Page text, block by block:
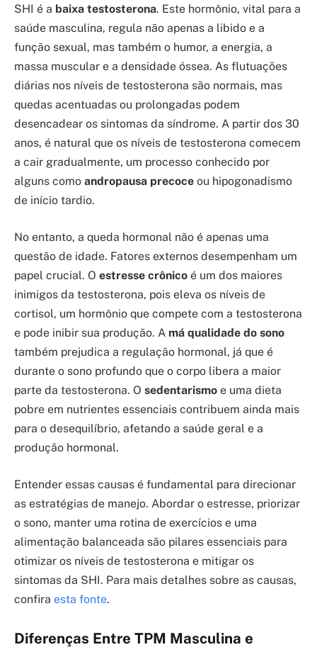
SHI é a baixa testosterona. Este hormônio, vital para a
saúde masculina, regula não apenas a libido e a
função sexual, mas também o humor, a energia, a
massa muscular e a densidade óssea. As flutuações
diárias nos níveis de testosterona são normais, mas
quedas acentuadas ou prolongadas podem
desencadear os sintomas da síndrome. A partir dos 30
anos, é natural que os níveis de testosterona comecem
a cair gradualmente, um processo conhecido por
alguns como andropausa precoce ou hipogonadismo
de início tardio.
No entanto, a queda hormonal não é apenas uma
questão de idade. Fatores externos desempenham um
papel crucial. O estresse crônico é um dos maiores
inimigos da testosterona, pois eleva os níveis de
cortisol, um hormônio que compete com a testosterona
e pode inibir sua produção. A má qualidade do sono
também prejudica a regulação hormonal, já que é
durante o sono profundo que o corpo libera a maior
parte da testosterona. O sedentarismo e uma dieta
pobre em nutrientes essenciais contribuem ainda mais
para o desequilíbrio, afetando a saúde geral e a
produção hormonal.
Entender essas causas é fundamental para direcionar
as estratégias de manejo. Abordar o estresse, priorizar
o sono, manter uma rotina de exercícios e uma
alimentação balanceada são pilares essenciais para
otimizar os níveis de testosterona e mitigar os
sintomas da SHI. Para mais detalhes sobre as causas,
confira esta fonte.
Diferenças Entre TPM Masculina e